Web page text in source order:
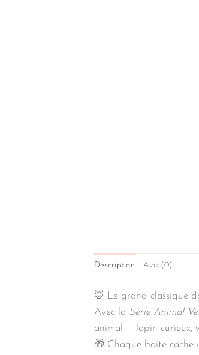
Description Avis (0)
🦊 Le grand classique
Avec la Série Animal
animal — lapin curieux,
🎁 Chaque boîte cache